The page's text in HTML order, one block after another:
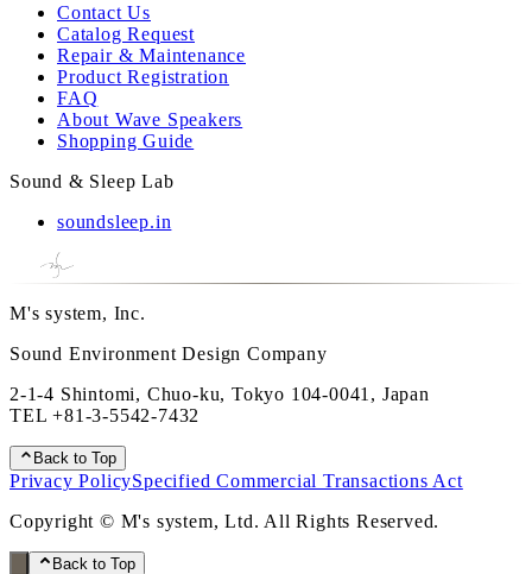
Contact Us
Catalog Request
Repair & Maintenance
Product Registration
FAQ
About Wave Speakers
Shopping Guide
Sound & Sleep Lab
soundsleep.in
M's system, Inc.
Sound Environment Design Company
2-1-4 Shintomi, Chuo-ku, Tokyo 104-0041, Japan
TEL+81-3-5542-7432
Back to Top
Privacy PolicySpecified Commercial Transactions Act
Copyright © M's system, Ltd. All Rights Reserved.
Back to Top